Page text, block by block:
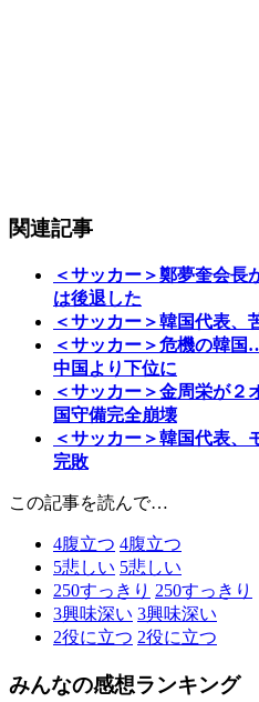
関連記事
＜サッカー＞鄭夢奎会長
は後退した
＜サッカー＞韓国代表、
＜サッカー＞危機の韓
中国より下位に
＜サッカー＞金周栄が
国守備完全崩壊
＜サッカー＞韓国代表、
完敗
この記事を読んで…
4腹立つ 4腹立つ
5悲しい 5悲しい
250すっきり 250すっきり
3興味深い 3興味深い
2役に立つ 2役に立つ
みんなの感想ランキング